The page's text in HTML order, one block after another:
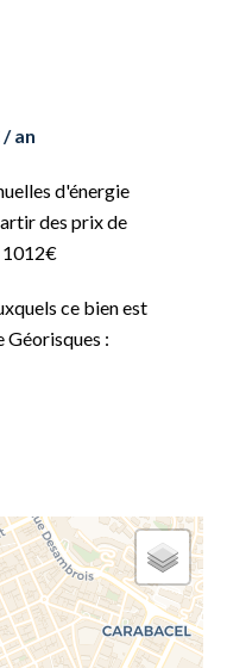
/ an
d'énergie
des prix de
1012€
ce bien est
Géorisques :